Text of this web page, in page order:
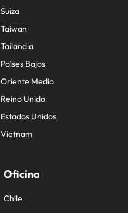
Suiza
Taiwan
Tailandia
Países Bajos
Oriente Medio
Reino Unido
Estados Unidos
Vietnam
Oficina
Chile